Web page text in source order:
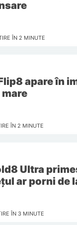
ÎN 2 MINUTE
apare în
ÎN 2 MINUTE
Ultra
ar porni de
ÎN 3 MINUTE